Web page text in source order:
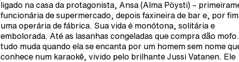
ligado na casa da protagonista, Ansa (Alma Pöysti) –
funcionária de supermercado, depois faxineira de bar e, por
uma operária de fábrica. Sua vida é monótona, solitária e
embolorada. Até as lasanhas congeladas que compra dão
tudo muda quando ela se encanta por um homem sem nome
conhece num karaokê, vivido pelo brilhante Jussi Vatanen. Ele